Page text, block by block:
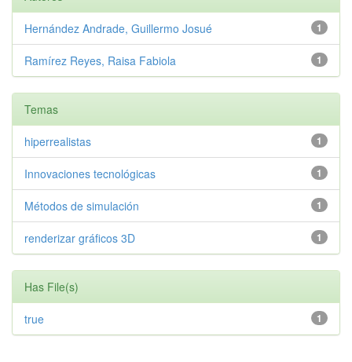
1
Hernández Andrade, Guillermo Josué
1
Ramírez Reyes, Raisa Fabiola
Temas
1
hiperrealistas
1
Innovaciones tecnológicas
1
Métodos de simulación
1
renderizar gráficos 3D
Has File(s)
1
true